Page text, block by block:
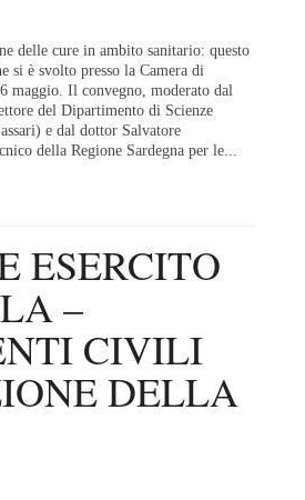
delle cure in ambito sanitario: questo
si è svolto presso la Camera di
maggio. Il convegno, moderato dal
del Dipartimento di Scienze
e dal dottor Salvatore
della Regione Sardegna per le...
ESERCITO
–
CIVILI
DELLA